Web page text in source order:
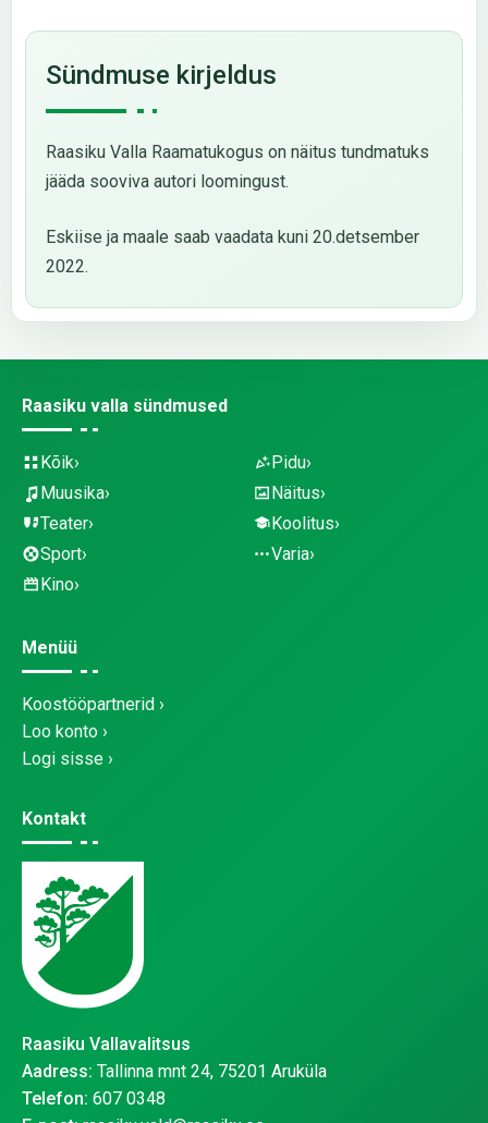
Sündmuse kirjeldus
Raasiku Valla Raamatukogus on näitus tundmatuks
jääda sooviva autori loomingust.
Eskiise ja maale saab vaadata kuni 20.detsember
2022.
Raasiku valla sündmused
Kõik
Muusika
Teater
Sport
Kino
Pidu
Näitus
Koolitus
Varia
Menüü
Koostööpartnerid
Loo konto
Logi sisse
Kontakt
Raasiku Vallavalitsus
Aadress: Tallinna mnt 24, 75201 Aruküla
Telefon: 607 0348